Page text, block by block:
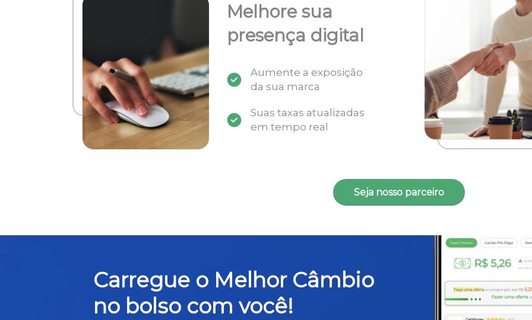
Melhore sua
presença digital
Aumente a exposição
da sua marca
Suas taxas atualizadas
em tempo real
Seja nosso parceiro
Carregue o Melhor Câmbio
no bolso com você!